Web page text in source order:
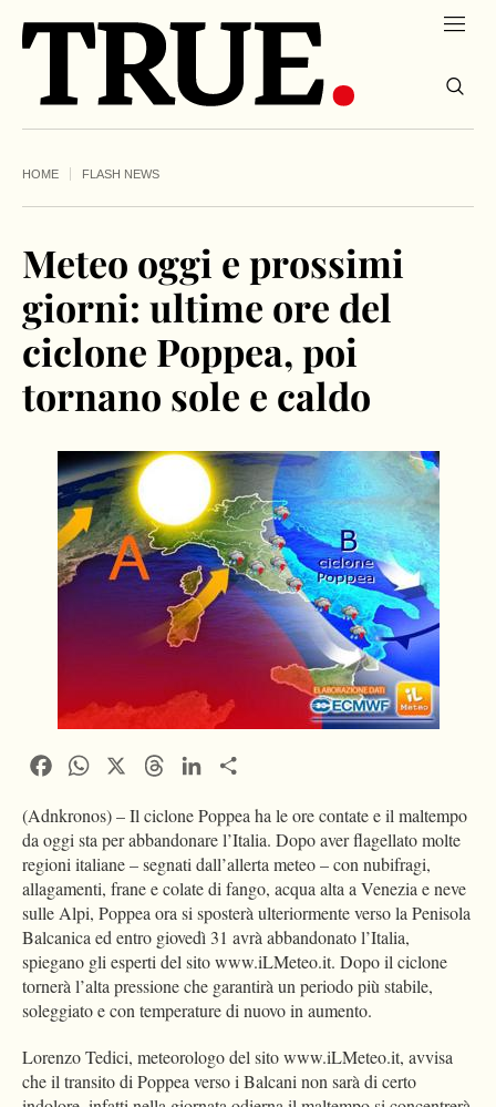
HOME FLASH NEWS
Meteo oggi e prossimi
giorni: ultime ore del
ciclone Poppea, poi
tornano sole e caldo
FacebookWhatsApp ThreadsLinkedIn
(Adnkronos) – Il ciclone Poppea ha le ore contate e il maltempo
da oggi sta per abbandonare l’Italia. Dopo aver flagellato molte
regioni italiane – segnati dall’allerta meteo – con nubifragi,
allagamenti, frane e colate di fango, acqua alta a Venezia e neve
sulle Alpi, Poppea ora si sposterà ulteriormente verso la Penisola
Balcanica ed entro giovedì 31 avrà abbandonato l’Italia,
spiegano gli esperti del sito www.iLMeteo.it. Dopo il ciclone
tornerà l’alta pressione che garantirà un periodo più stabile,
soleggiato e con temperature di nuovo in aumento.
Lorenzo Tedici, meteorologo del sito www.iLMeteo.it, avvisa
che il transito di Poppea verso i Balcani non sarà di certo